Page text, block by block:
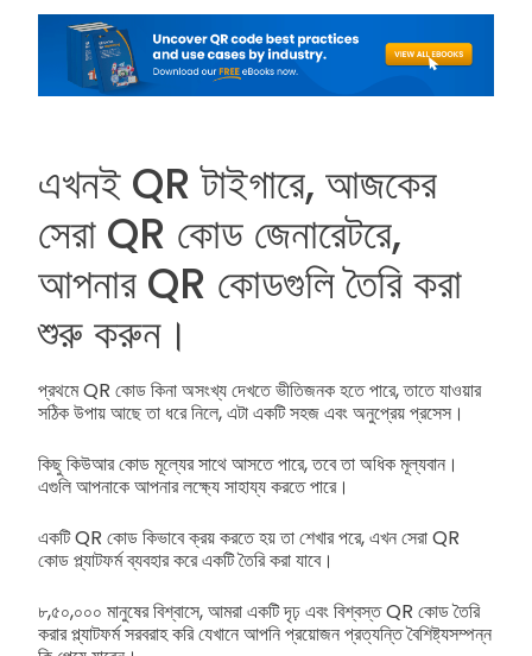
এখনই QR টাইগারে, আজকের
সেরা QR কোড জেনারেটরে,
আপনার QR কোডগুলি তৈরি করা
শুরু করুন।
প্রথমে QR কোড কিনা অসংখ্য দেখতে ভীতিজনক হতে পারে, তাতে যাওয়ার
সঠিক উপায় আছে তা ধরে নিলে, এটা একটি সহজ এবং অনুপ্রেয় প্রসেস।
কিছু কিউআর কোড মূল্যের সাথে আসতে পারে, তবে তা অধিক মূল্যবান।
এগুলি আপনাকে আপনার লক্ষ্যে সাহায্য করতে পারে।
একটি QR কোড কিভাবে ক্রয় করতে হয় তা শেখার পরে, এখন সেরা QR
কোড প্ল্যাটফর্ম ব্যবহার করে একটি তৈরি করা যাবে।
৮,৫০,০০০ মানুষের বিশ্বাসে, আমরা একটি দৃঢ় এবং বিশ্বস্ত QR কোড তৈরি
করার প্ল্যাটফর্ম সরবরাহ করি যেখানে আপনি প্রয়োজন প্রত্যন্তি বৈশিষ্ট্যসম্পন্ন